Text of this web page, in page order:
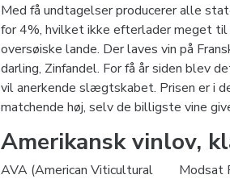
Med få undtagelser producerer alle
for 4%, hvilket ikke efterlader meget til
oversøiske lande. Der laves vin på
darling, Zinfandel. For få år siden blev
vil anerkende slægtskabet. Prisen er i
matchende høj, selv de billigste vine
Amerikansk vinlov,
AVA (American Viticultural
Modsat